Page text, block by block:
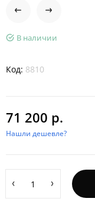
В наличии
Код: 8810
71 200 р.
Нашли дешевле?